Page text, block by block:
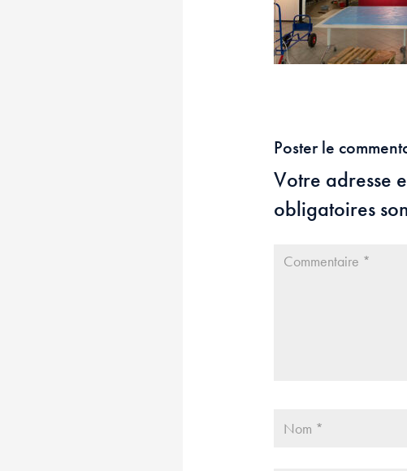
Poster le
Votre adresse
obligatoires